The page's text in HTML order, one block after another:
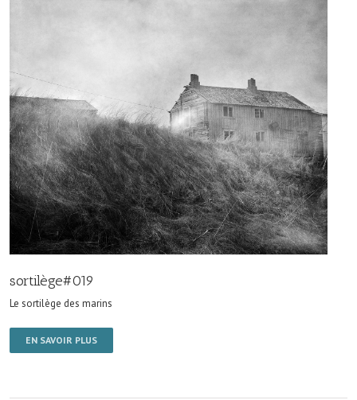
sortilège#019
Le sortilège des marins
EN SAVOIR PLUS